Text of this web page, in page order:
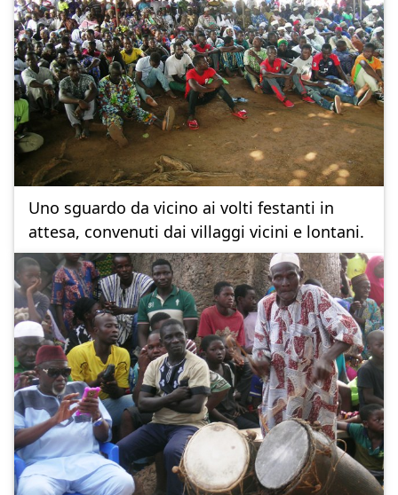
Uno sguardo da vicino ai volti festanti in
attesa, convenuti dai villaggi vicini e lontani.